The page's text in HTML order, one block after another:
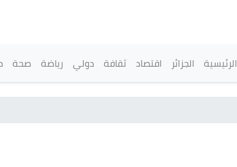
القائمة الرئيسية
الرئيسية الجزائر اقتصاد ثقافة دولي رياضة صحة